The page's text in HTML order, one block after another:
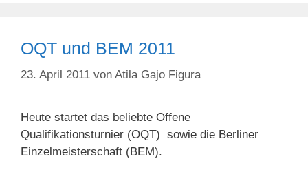
OQT und BEM 2011
23. April 2011 von Atila Gajo Figura
Heute startet das beliebte Offene
Qualifikationsturnier (OQT) sowie die Berliner
Einzelmeisterschaft (BEM).